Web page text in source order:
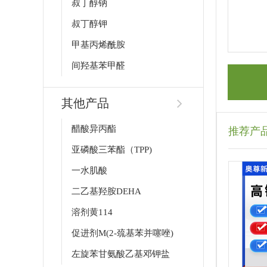
叔丁醇钠
叔丁醇钾
甲基丙烯酰胺
间羟基苯甲醛
其他产品
醋酸异丙酯
亚磷酸三苯酯（TPP)
一水肌酸
二乙基羟胺DEHA
溶剂黄114
促进剂M(2-巯基苯并噻唑)
左旋苯甘氨酸乙基邓钾盐
推荐产